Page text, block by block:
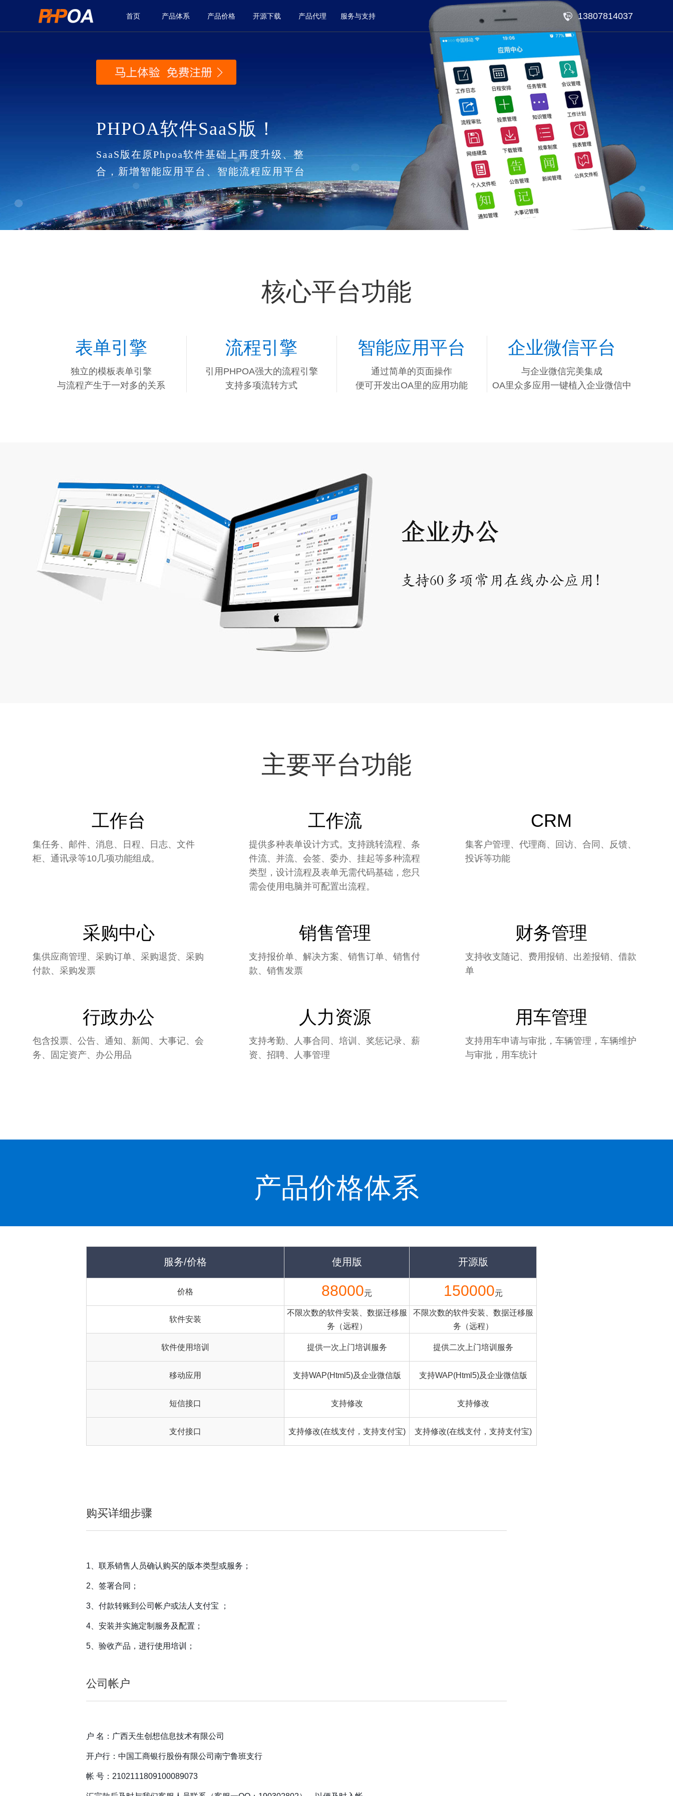
首页 产品体系 产品价格 开源下载 产品代理 服务与支持 13807814037
PHPOA软件SaaS版！
SaaS版在原Phpoa软件基础上再度升级、整
合，新增智能应用平台、智能流程应用平台
核心平台功能
表单引擎
独立的模板表单引擎
与流程产生于一对多的关系
流程引擎
引用PHPOA强大的流程引擎
支持多项流转方式
智能应用平台
通过简单的页面操作
便可开发出OA里的应用功能
企业微信平台
与企业微信完美集成
OA里众多应用一键植入企业微信中
主要平台功能
工作台
集任务、邮件、消息、日程、日志、文件
柜、通讯录等10几项功能组成。
工作流
提供多种表单设计方式。支持跳转流程、条
件流、并流、会签、委办、挂起等多种流程
类型，设计流程及表单无需代码基础，您只
需会使用电脑并可配置出流程。
CRM
集客户管理、代理商、回访、合同、反馈、
投诉等功能
采购中心
集供应商管理、采购订单、采购退货、采购
付款、采购发票
销售管理
支持报价单、解决方案、销售订单、销售付
款、销售发票
财务管理
支持收支随记、费用报销、出差报销、借款
单
行政办公
包含投票、公告、通知、新闻、大事记、会
务、固定资产、办公用品
人力资源
支持考勤、人事合同、培训、奖惩记录、薪
资、招聘、人事管理
用车管理
支持用车申请与审批，车辆管理，车辆维护
与审批，用车统计
产品价格体系
服务/价格 使用版 开源版
价格 88000元 150000元
软件安装
不限次数的软件安装、数据迁移服
务（远程）
不限次数的软件安装、数据迁移服
务（远程）
软件使用培训 提供一次上门培训服务 提供二次上门培训服务
移动应用 支持WAP(Html5)及企业微信版 支持WAP(Html5)及企业微信版
短信接口 支持修改 支持修改
支付接口 支持修改(在线支付，支持支付宝) 支持修改(在线支付，支持支付宝)
购买详细步骤
1、联系销售人员确认购买的版本类型或服务；
2、签署合同；
3、付款转账到公司帐户或法人支付宝 ；
4、安装并实施定制服务及配置；
5、验收产品，进行使用培训；
公司帐户
户 名：广西天生创想信息技术有限公司
开户行：中国工商银行股份有限公司南宁鲁班支行
帐 号：2102111809100089073